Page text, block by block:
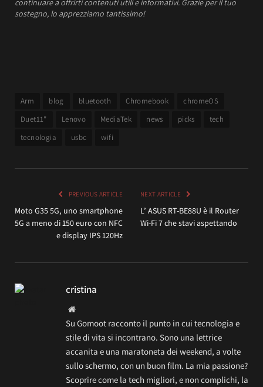
continuare a offrirti contenuti utili e informativi. Grazie per il tuo
sostegno, lo apprezziamo tantissimo!
Arm blog bluetooth Chromebook
chromeOS
Duet11"
Lenovo MediaTek news picks
tech
tecnologia
usbc wifi
PREVIOUS ARTICLE
Moto G35 5G, uno smartphone
5G a meno di 150 euro con NFC
e display IPS 120Hz
NEXT ARTICLE
L’ ASUS RT-BE88U è il Router
Wi-Fi 7 che stavi aspettando
cristina
Website
Su Gomoot racconto il punto in cui tecnologia e
stile di vita si incontrano. Sono una lettrice
accanita e una maratoneta dei weekend, a volte
sullo schermo, con un buon film. La mia passione?
Scoprire come la tech migliori, e non complichi, la